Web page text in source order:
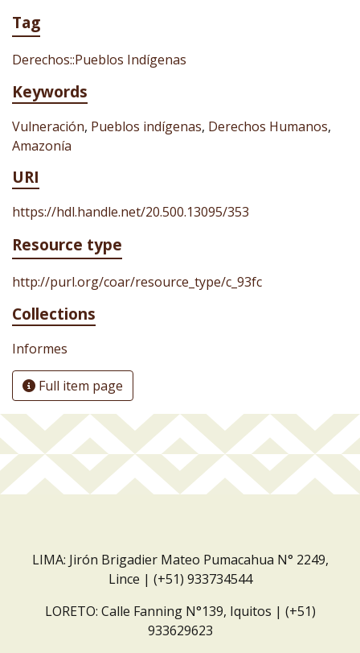
Tag
Derechos::Pueblos Indígenas
Keywords
Vulneración, Pueblos indígenas, Derechos Humanos,
Amazonía
URI
https://hdl.handle.net/20.500.13095/353
Resource type
http://purl.org/coar/resource_type/c_93fc
Collections
Informes
Full item page
LIMA: Jirón Brigadier Mateo Pumacahua N° 2249,
Lince | (+51) 933734544
LORETO: Calle Fanning N°139, Iquitos | (+51)
933629623